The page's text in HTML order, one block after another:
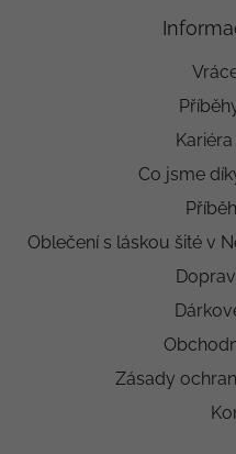
Co jsme
Oblečení s láskou šité v
Zásady